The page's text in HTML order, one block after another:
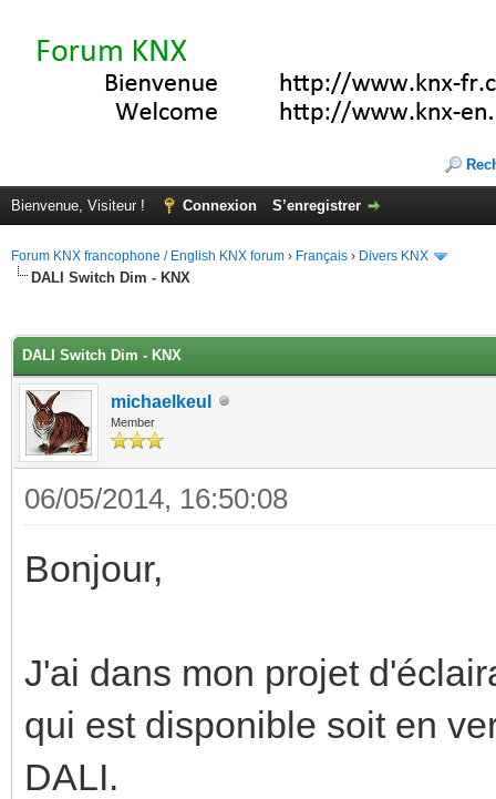
Bienvenue, Visiteur ! Connexion S’enregistrer
Forum KNX francophone / English KNX forum › Français › Divers KNX
DALI Switch Dim - KNX
DALI Switch Dim - KNX
michaelkeul
Member
06/05/2014, 16:50:08
Bonjour,
J'ai dans mon projet
qui est disponible soit en
DALI.